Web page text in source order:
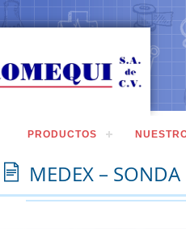
PRODUCTOS
MEDEX –